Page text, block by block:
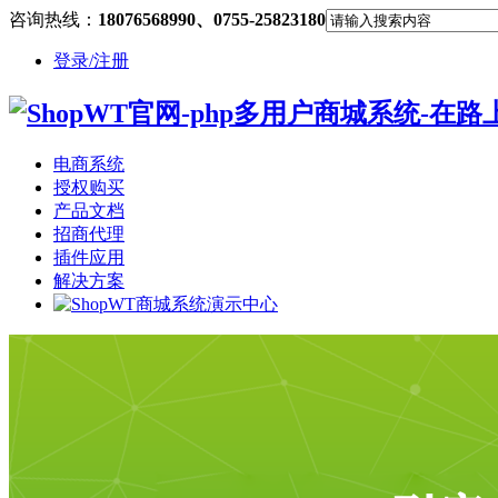
咨询热线： 18076568990、0755-25823180
登录/注册
电商系统
授权购买
产品文档
招商代理
插件应用
解决方案